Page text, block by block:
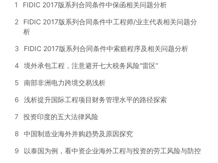
1 FIDIC 2017版系列合同条件中保函相关问题分析
2
FIDIC 2017版系列合同条件中工程师/业主代表相关问题分
析
3 FIDIC 2017版系列合同条件中索赔程序及相关问题分析
4 境外承包工程，注意避开七大税务风险“雷区”
5 南部非洲电力跨境交易浅析
6 浅析提升国际工程项目财务管理水平的路径探索
7 投资印度的五大法律风险
8 中国制造业海外并购趋势及原因探究
9 以泰国为例，看中资企业海外工程与投资的劳工风险与防控